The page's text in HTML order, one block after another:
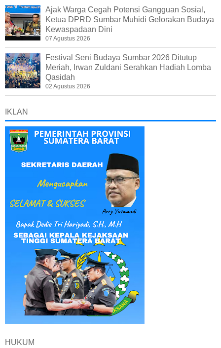
Ajak Warga Cegah Potensi Gangguan Sosial,
Ketua DPRD Sumbar Muhidi Gelorakan Budaya
Kewaspadaan Dini
07 Agustus 2026
Festival Seni Budaya Sumbar 2026 Ditutup
Meriah, Irwan Zuldani Serahkan Hadiah Lomba
Qasidah
02 Agustus 2026
IKLAN
HUKUM